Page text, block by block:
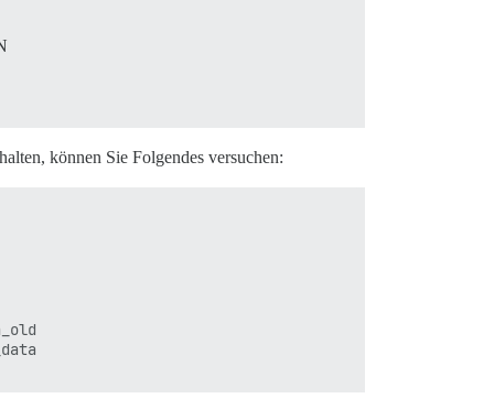
können Sie Folgendes versuchen: